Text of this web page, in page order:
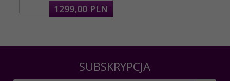
1299,00 PLN
SUBSKRYPCJA